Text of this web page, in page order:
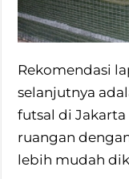
Rekomendasi
selanjutnya
futsal di
ruangan
lebih mudah